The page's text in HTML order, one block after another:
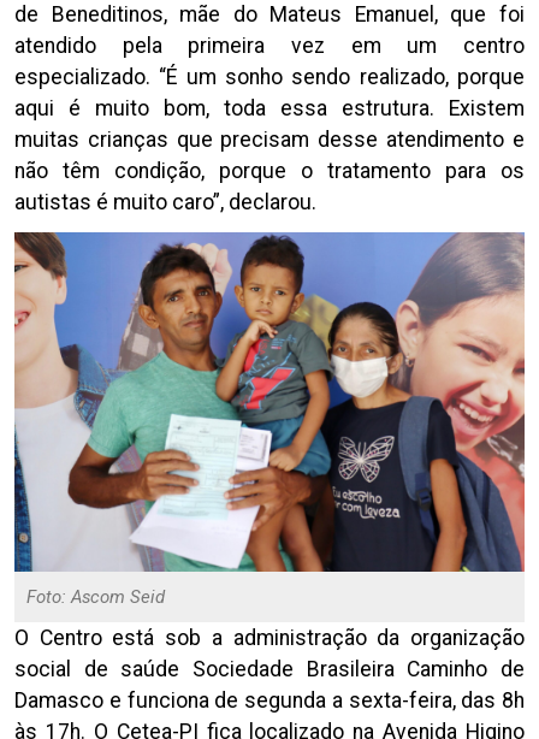
de Beneditinos, mãe do Mateus Emanuel, que foi
atendido pela primeira vez em um centro
especializado. “É um sonho sendo realizado, porque
aqui é muito bom, toda essa estrutura. Existem
muitas crianças que precisam desse atendimento e
não têm condição, porque o tratamento para os
autistas é muito caro”, declarou.
Foto: Ascom Seid
O Centro está sob a administração da organização
social de saúde Sociedade Brasileira Caminho de
Damasco e funciona de segunda a sexta-feira, das 8h
às 17h. O Cetea-PI fica localizado na Avenida Higino